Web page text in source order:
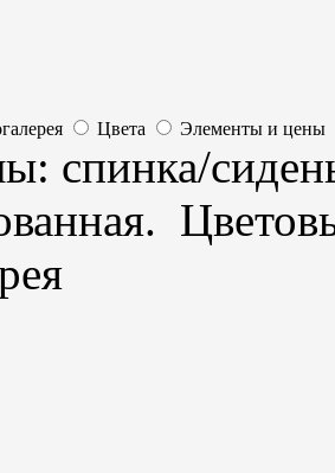
Цвета Элементы и цены
спинка/